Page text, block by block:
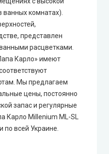
комнатах).
представлен
расцветками.
Карло» имеют
Мы предлагаем
цены, постоянно
запас и регулярные
Карло Millenium ML-SL
по всей Украине.